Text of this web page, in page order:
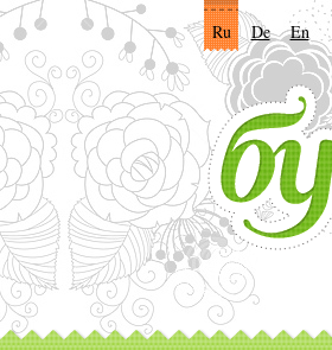
Ru De En